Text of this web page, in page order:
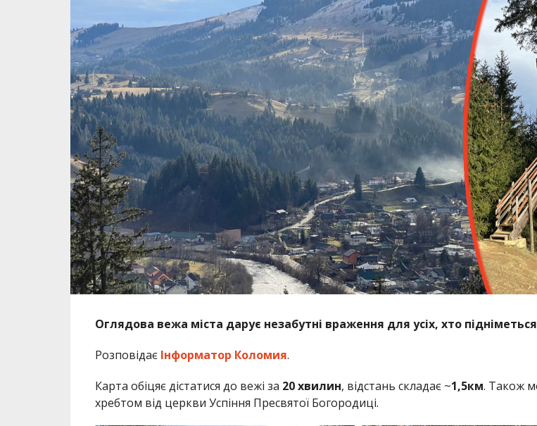
Оглядова вежа міста дарує незабутні враження для усіх, хто підніметься
Розповідає Інформатор Коломия.
Карта обіцяє дістатися до вежі за 20 хвилин, відстань складає ~1,5км. Також
хребтом від церкви Успіння Пресвятої Богородиці.